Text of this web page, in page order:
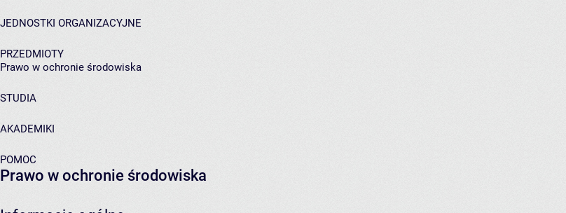
JEDNOSTKI ORGANIZACYJNE
PRZEDMIOTY
Prawo w ochronie środowiska
STUDIA
AKADEMIKI
POMOC
Prawo w ochronie środowiska